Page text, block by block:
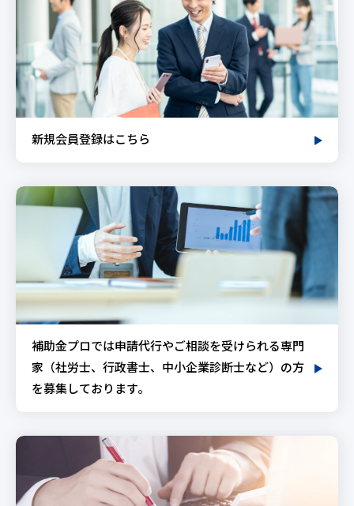
新規会員登録はこちら
補助金プロでは申請代行やご相談を受けられる専門
家（社労士、行政書士、中小企業診断士など）の方
を募集しております。